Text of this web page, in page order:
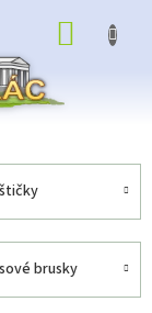
brusky